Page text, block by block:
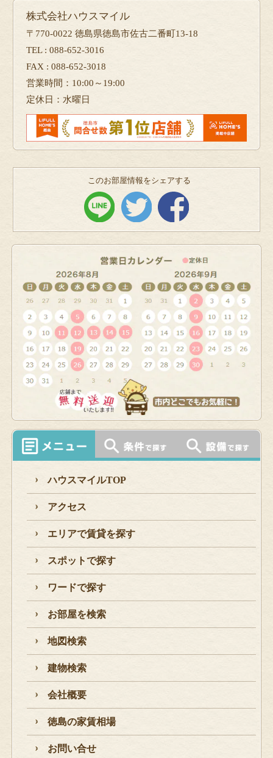
株式会社ハウスマイル
〒770-0022 徳島県徳島市佐古二番町13-18
TEL : 088-652-3016
FAX : 088-652-3018
営業時間：10:00～19:00
定休日：水曜日
このお部屋情報をシェアする
ハウスマイルTOP
アクセス
エリアで賃貸を探す
スポットで探す
ワードで探す
お部屋を検索
地図検索
建物検索
会社概要
徳島の家賃相場
お問い合せ